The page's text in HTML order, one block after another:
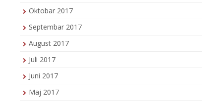
Oktobar 2017
Septembar 2017
August 2017
Juli 2017
Juni 2017
Maj 2017